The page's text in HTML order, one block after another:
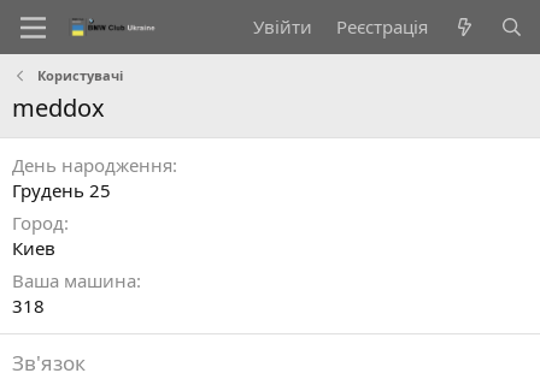
Увійти Реєстрація
Користувачі
meddox
День народження
Грудень 25
Город
Киев
Ваша машина
318
Зв'язок